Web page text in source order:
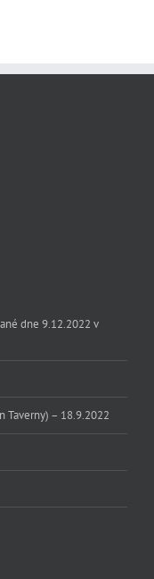
dne 9.12.2022 v
Taverny) – 18.9.2022